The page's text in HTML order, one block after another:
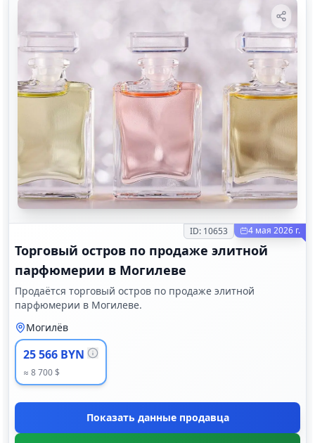
ID: 10653 4 мая 2026 г.
Торговый остров по продаже элитной
парфюмерии в Могилеве
Продаётся торговый остров по продаже элитной
парфюмерии в Могилеве.
Могилёв
25 566 BYN
≈ 8 700 $
Показать данные продавца